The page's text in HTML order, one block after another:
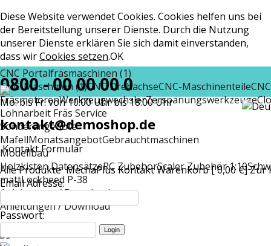
Diese Website verwendet Cookies. Cookies helfen uns bei
der Bereitstellung unserer Dienste. Durch die Nutzung
unserer Dienste erklären Sie sich damit einverstanden,
dass wirCookies setzen.OK
CNC Portalfräsmaschinen (1)
CNC-Maschinen (1)CNC DrehachseCNC-Maschinenteile
FräsmotorenWerkzeugwechslerZerspanungswerkzeuge
Lohnarbeit Fräs Service
Sonderangebote
MafellMonatsangebotGebrauchtmaschinen
Modellbau
Holzkisten DatensätzeRC ZubehörScaler Zubehör 1:10
mattLockheed P-38
Anleitungen / Download
Anleitungen / Download
0800 - 00 00 00 0
Mo. bis Fr. von 10:00 Uhr bis 18:00 Uhr
kontakt@demoshop.de
Kontakt Formular
Alle Produkte MechaPlus KontaktWarenkorb [ 0,00 €]Zur
Email Adresse:
Passwort: